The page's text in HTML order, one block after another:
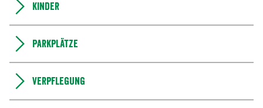
Kinder
Parkplätze
Verpflegung